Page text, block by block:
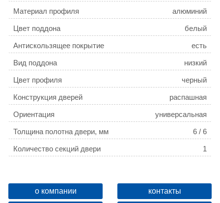
Материал профиля алюминий
Цвет поддона белый
Антискользящее покрытие есть
Вид поддона низкий
Цвет профиля черный
Конструкция дверей распашная
Ориентация универсальная
Толщина полотна двери, мм 6 / 6
Количество секций двери 1
Регулируемая ширина
да
о компании
контакты